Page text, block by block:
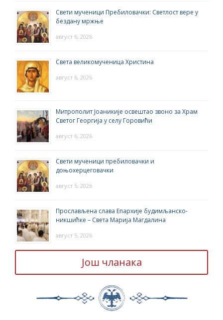
Свети мученици Пребиловачки: Светлост вере у
бездану мржње
август 6, 2026
Света великомученица Христина
август 6, 2026
Митрополит Јоаникије освештао звоно за Храм
Светог Георгија у селу Горовићи
август 6, 2026
Свети мученици пребиловачки и
доњохерцеговачки
август 5, 2026
Прослављена слава Епархије будимљанско-
никшићке – Света Марија Магдалина
август 5, 2026
Још чланака